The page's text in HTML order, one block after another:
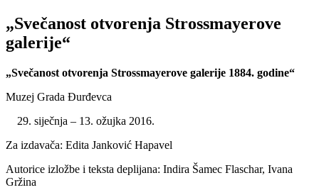
„Svečanost otvorenja Strossmayerove
galerije“
„Svečanost otvorenja Strossmayerove galerije 1884. godine“
Muzej Grada Đurđevca
siječnja – 13. ožujka 2016.
Za izdavača: Edita Janković Hapavel
Autorice izložbe i teksta deplijana: Indira Šamec Flaschar, Ivana
Gržina